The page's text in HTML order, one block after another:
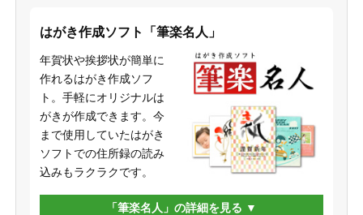
はがき作成ソフト「筆楽名人」
年賀状や挨拶状が簡単に
作れるはがき作成ソフ
ト。手軽にオリジナルは
がきが作成できます。今
まで使用していたはがき
ソフトでの住所録の読み
込みもラクラクです。
「筆楽名人」の詳細を見る